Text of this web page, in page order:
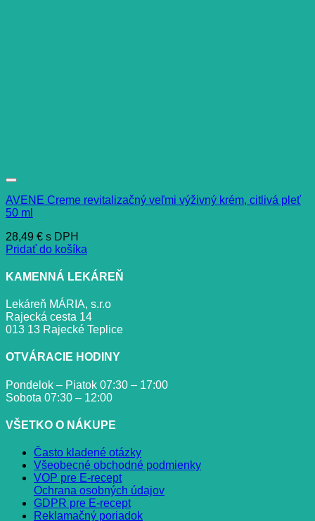
AVENE Creme revitalizačný veľmi výživný krém, citlivá pleť
50 ml
28,49 € s DPH
Pridať do košíka
KAMENNÁ LEKÁREŇ
Lekáreň MÁRIA, s.r.o
Rajecká cesta 14
013 13 Rajecké Teplice
OTVÁRACIE HODINY
Pondelok – Piatok 07:30 – 17:00
Sobota 07:30 – 12:00
VŠETKO O NÁKUPE
Často kladené otázky
Všeobecné obchodné podmienky
VOP pre E-recept
Ochrana osobných údajov
GDPR pre E-recept
Reklamačný poriadok